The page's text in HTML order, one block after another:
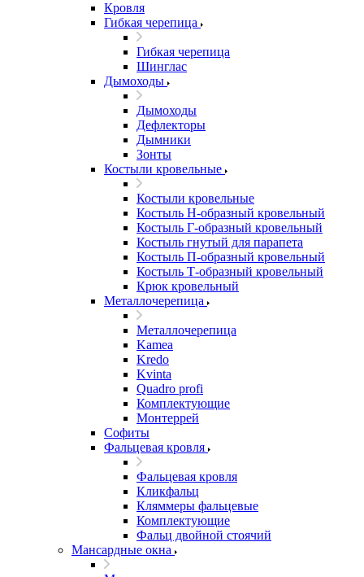
Кровля
Гибкая черепица
Гибкая черепица
Шинглас
Дымоходы
Дымоходы
Дефлекторы
Дымники
Зонты
Костыли кровельные
Костыли кровельные
Костыль H-образный кровельный
Костыль Г-образный кровельный
Костыль гнутый для парапета
Костыль П-образный кровельный
Костыль Т-образный кровельный
Крюк кровельный
Металлочерепица
Металлочерепица
Kamea
Kredo
Kvinta
Quadro profi
Комплектующие
Монтеррей
Софиты
Фальцевая кровля
Фальцевая кровля
Кликфальц
Кляммеры фальцевые
Комплектующие
Фальц двойной стоячий
Мансардные окна